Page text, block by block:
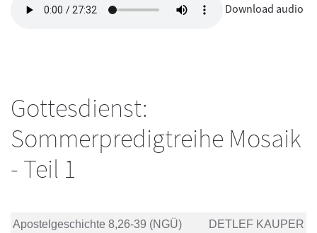
Download audio
Gottesdienst:
Sommerpredigtreihe Mosaik
- Teil 1
Apostelgeschichte 8,26-39 (NGÜ) DETLEF KAUPER